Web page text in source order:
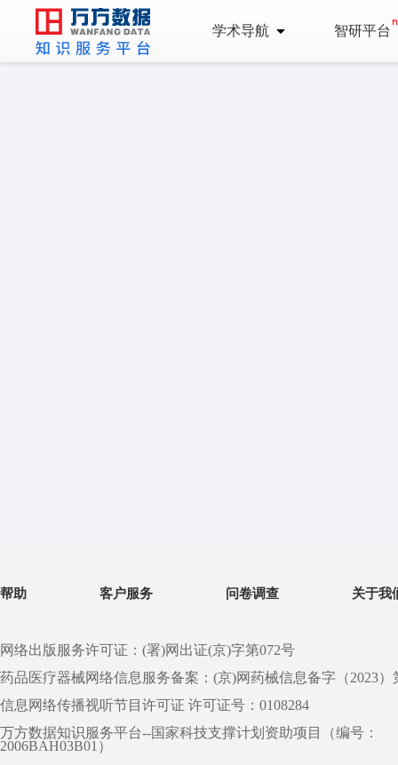
学术导航 智研平台
帮助 客户服务 问卷调查 关于我
网络出版服务许可证：(署)网出证(京)字第072号
药品医疗器械网络信息服务备案：(京)网药械信息备字（2023）
信息网络传播视听节目许可证 许可证号：0108284
万方数据知识服务平台--国家科技支撑计划资助项目（编号：
2006BAH03B01）